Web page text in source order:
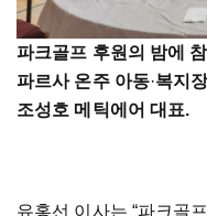
파크골프 후원의 밤에
파르사 온주 아동·복지
조성호 메틱에어 대표.
유홍선 이사는 “파크골